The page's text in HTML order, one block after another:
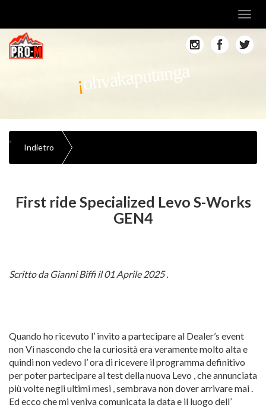
ohvakaputanga
Indietro
First ride Specialized Levo S-Works
GEN4
Scritto da Gianni Biffi il 01 Aprile 2025 .
Quando ho ricevuto l’ invito a partecipare al Dealer’s event
non Vi nascondo che la curiosità era veramente molto alta e
quindi non vedevo l’ ora di ricevere il programma definitivo
per poter partecipare al test della nuova Levo , che annunciata
più volte negli ultimi mesi , sembrava non dover arrivare mai .
Ed ecco che mi veniva comunicata la data e il luogo dell’